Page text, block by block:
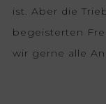
ist. Aber die
begeisterten
wir gerne alle